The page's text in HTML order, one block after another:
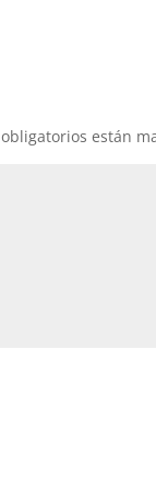
obligatorios están